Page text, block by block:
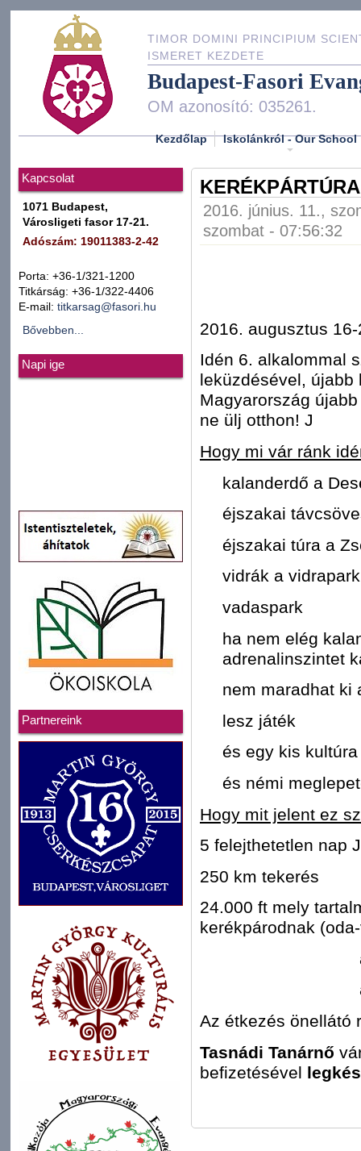
TIMOR DOMINI PRINCIPIUM
ISMERET KEZDETE
Budapest-Fasori
OM azonosító: 035261.
Kezdőlap Iskolánkról - Our School
Kapcsolat
1071 Budapest,
Városligeti fasor 17-21.
Adószám: 19011383-2-42
Porta: +36-1/321-1200
Titkárság: +36-1/322-4406
E-mail: titkarsag@fasori.hu
Bővebben...
Napi ige
Partnereink
2016. június. 11.,
szombat - 07:56:32
2016. augusztus
Idén 6. alkalommal
leküzdésével,
Magyarország
ne ülj otthon! J
Hogy mi vár ránk
kalanderdő a
éjszakai
éjszakai túra a
vidrák a
vadaspark
ha nem elég
adrenalinszintet
nem maradhat ki
lesz játék
és egy kis kultúra
és némi
Hogy mit jelent ez
5 felejthetetlen nap J
250 km tekerés
24.000 ft mely
kerékpárodnak
Az étkezés önellátó
Tasnádi Tanárnő
befizetésével